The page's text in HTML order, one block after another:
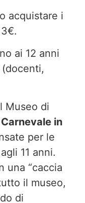
acquistare i
ai 12 anni
Museo di
Carnevale in
per le
11 anni.
una “caccia
il museo,
di